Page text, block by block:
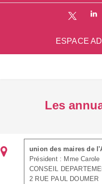
ESPACE AD
Les
union des maires de
Président : Mme Carole
CONSEIL
2 RUE PAUL DOUMER